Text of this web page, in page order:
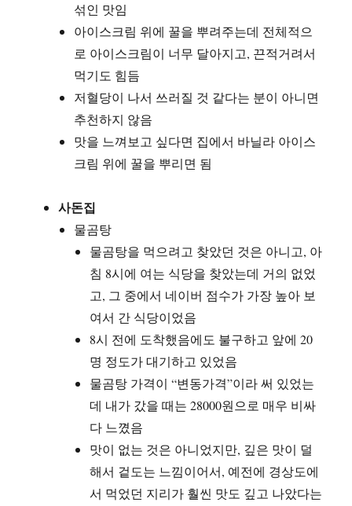
벤
트
에
어
보
고)
섞인 맛임
아이스크림 위에 꿀을 뿌려주는데 전체적으
로 아이스크림이 너무 달아지고, 끈적거려서
먹기도 힘듬
저혈당이 나서 쓰러질 것 같다는 분이 아니면
추천하지 않음
맛을 느껴보고 싶다면 집에서 바닐라 아이스
크림 위에 꿀을 뿌리면 됨
사돈집
물곰탕
물곰탕을 먹으려고 찾았던 것은 아니고, 아
침 8시에 여는 식당을 찾았는데 거의 없었
고, 그 중에서 네이버 점수가 가장 높아 보
여서 간 식당이었음
8시 전에 도착했음에도 불구하고 앞에 20
명 정도가 대기하고 있었음
물곰탕 가격이 “변동가격”이라 써 있었는
데 내가 갔을 때는 28000원으로 매우 비싸
다 느꼈음
맛이 없는 것은 아니었지만, 깊은 맛이 덜
해서 겉도는 느낌이어서, 예전에 경상도에
서 먹었던 지리가 훨씬 맛도 깊고 나았다는